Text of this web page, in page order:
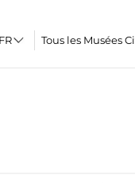
Tous les Musées